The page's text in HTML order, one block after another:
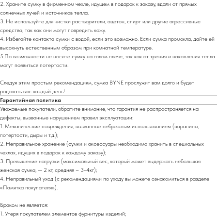
2. Храните сумку в фирменном чехле, идущем в подарок к заказу, вдали от прямых
солнечных лучей и источников тепла.
3. Не используйте для чистки растворители, ацетон, спирт или другие агрессивные
средства, так как они могут повредить кожу.
4. Избегайте контакта сумки с водой, если это возможно. Если сумка промокла, дайте ей
высохнуть естественным образом при комнатной температуре.
5.По возможности не носите сумку на голом плече, так как от трения и накопления тепла
могут появиться потертости.
Следуя этим простым рекомендациям, сумка BYNE прослужит вам долго и будет
радовать вас каждый день!
Гарантийная политика
Уважаемые покупатели, обратите внимание, что гарантия не распространяется на
дефекты, вызванные нарушением правил эксплуатации:
1. Механические повреждения, вызванные небрежным использованием (царапины,
потертости, дыры и т.д.);
2. Неправильное хранение (сумки и аксессуары необходимо хранить в специальных
чехлах, идущих в подарок к каждому заказу);
3. Превышение нагрузки (максимальный вес, который может выдержать небольшая
женская сумка, — 2 кг, средняя – 3-4кг);
4. Неправильный уход (с рекомендациями по уходу вы можете ознакомиться в разделе
«Памятка покупателя»).
Браком не является:
1. Утеря покупателем элементов фурнитуры изделий;